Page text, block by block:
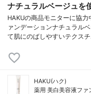
ナチュラルベージュを
HAKUの商品モニターに協
ァンデーションナチュラル
て肌にのばしやすいテクス
HAKU(ハク)
薬用 美白美容液ファ